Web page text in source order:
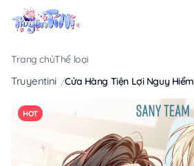
Trang chủThể loại
Truyentini Cửa Hàng Tiện Lợi Nguy Hiểm
HOT